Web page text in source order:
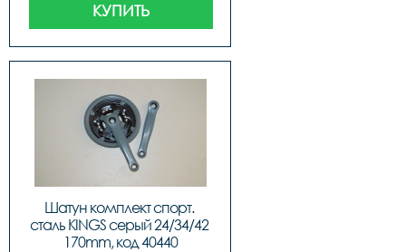
КУПИТЬ
Шатун комплект спорт.
сталь KINGS серый 24/34/42
170mm, код 40440